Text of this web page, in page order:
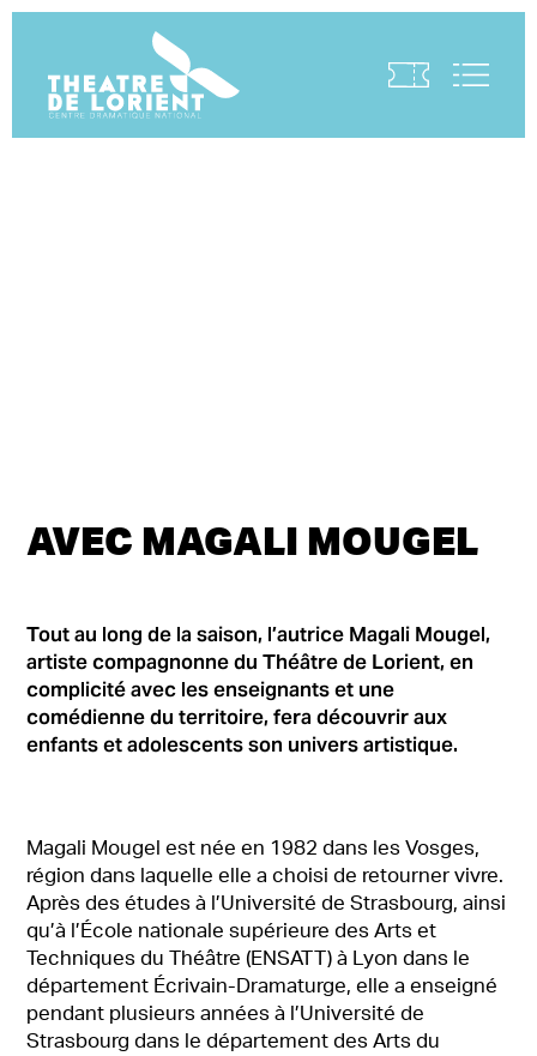
Visite virtuelle
AVEC MAGALI MOUGEL
Tout au long de la saison, l’autrice Magali Mougel,
artiste compagnonne du Théâtre de Lorient, en
complicité avec les enseignants et une
comédienne du territoire, fera découvrir aux
enfants et adolescents son univers artistique.
Magali Mougel est née en 1982 dans les Vosges,
région dans laquelle elle a choisi de retourner vivre.
Après des études à l’Université de Strasbourg, ainsi
qu’à l’École nationale supérieure des Arts et
Techniques du Théâtre (ENSATT) à Lyon dans le
département Écrivain-Dramaturge, elle a enseigné
pendant plusieurs années à l’Université de
Strasbourg dans le département des Arts du